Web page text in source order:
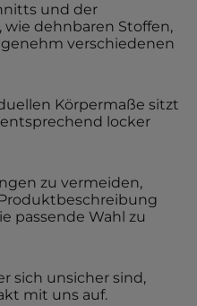
und der
dehnbaren Stoffen,
verschiedenen
Körpermaße sitzt
locker
zu vermeiden,
passende Wahl zu
sich unsicher sind,
mit uns auf.